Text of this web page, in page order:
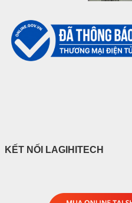
KẾT NỐI LAGIHITECH